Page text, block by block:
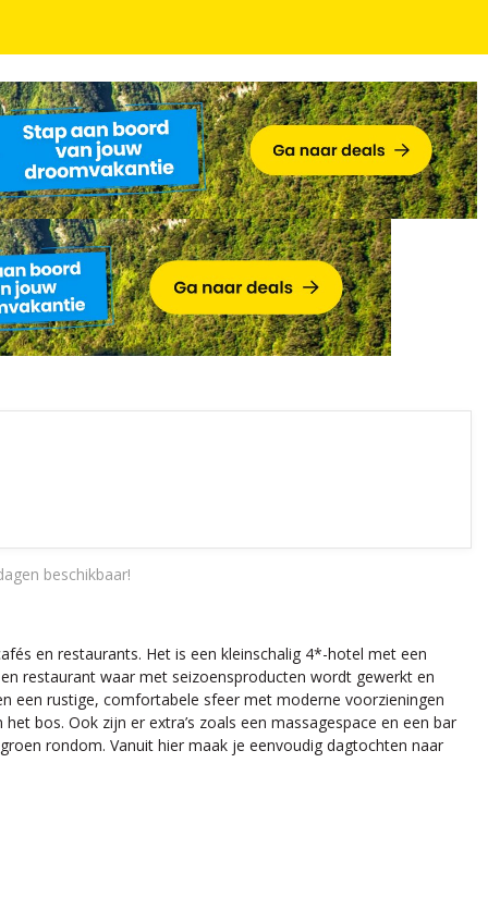
beschikbaar!
en restaurants. Het is een kleinschalig 4*-hotel met een
restaurant waar met seizoensproducten wordt gewerkt en
een rustige, comfortabele sfeer met moderne voorzieningen
bos. Ook zijn er extra’s zoals een massagespace en een bar
rondom. Vanuit hier maak je eenvoudig dagtochten naar